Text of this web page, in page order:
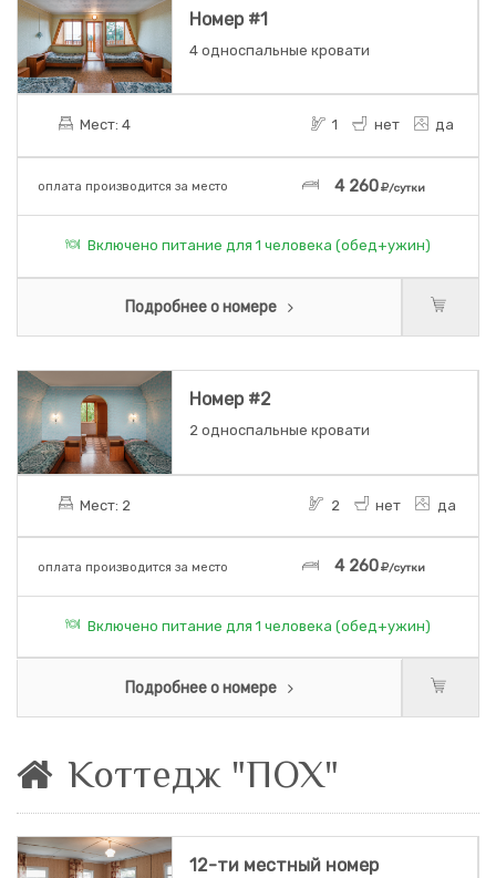
Номер #1
4 односпальные кровати
Мест: 4 1 нет да
оплата производится за место 4 260 /сутки
Включено питание для 1 человека (обед+ужин)
Подробнее о номере
Номер #2
2 односпальные кровати
Мест: 2 2 нет да
оплата производится за место 4 260 /сутки
Включено питание для 1 человека (обед+ужин)
Подробнее о номере
Коттедж "ПОХ"
12-ти местный номер